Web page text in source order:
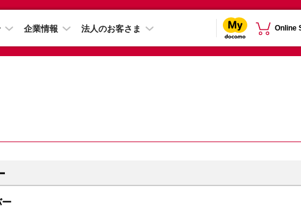
企業情報 法人のお客さま Online